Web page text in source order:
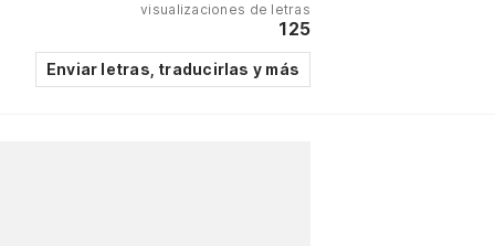
visualizaciones de letras
125
Enviar letras, traducirlas y más